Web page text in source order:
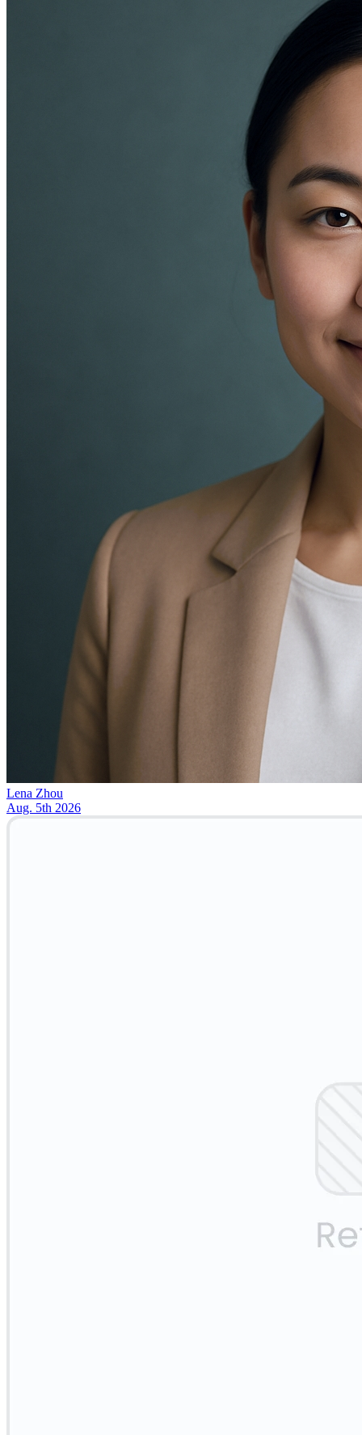
Lena Zhou
Aug. 5th 2026